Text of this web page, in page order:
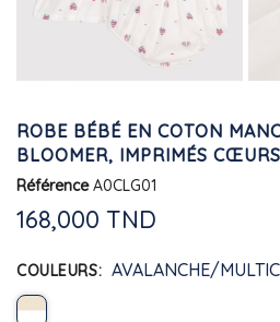
ROBE BÉBÉ EN COTON
BLOOMER, IMPRIMÉS CŒURS
Référence A0CLG01
168,000 TND
COULEURS AVALANCHE/